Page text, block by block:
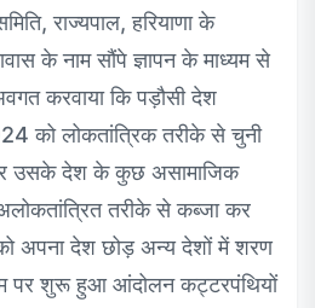
राज्यपाल, हरियाणा के
के नाम सौंपे ज्ञापन के माध्यम से
करवाया कि पड़ौसी देश
को लोकतांत्रिक तरीके से चुनी
उसके देश के कुछ असामाजिक
अलोकतांत्रित तरीके से कब्जा कर
अपना देश छोड़ अन्य देशों में शरण
पर शुरू हुआ आंदोलन कट्टरपंथियों